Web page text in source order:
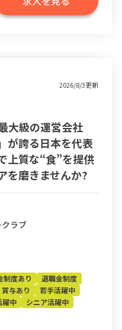
2026/8/3更新
大級の運営会社
が誇る日本を代表
上質な“食”を提供
を磨きませんか?
クラブ
制度あり
退職金制度
賞与あり
若手活躍中
躍中
シニア活躍中